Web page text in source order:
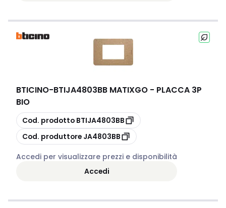
BTICINO-BTIJA4803BB MATIXGO - PLACCA 3P
BIO
copia
Cod. prodotto BTIJA4803BB
copia
Cod. produttore JA4803BB
Accedi per visualizzare prezzi e disponibilità
Accedi